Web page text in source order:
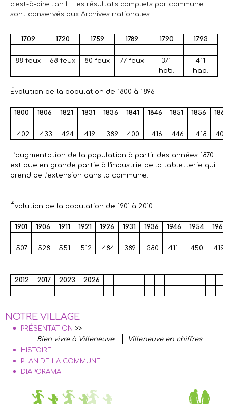
c'est-à-dire l'an II. Les résultats complets par commune
sont conservés aux Archives nationales.
1709 1720 1759 1789 1790 1793
88 feux 68 feux 80 feux 77 feux
371
hab.
411
hab.
Évolution de la population de 1800 à 1896 :
1800 1806 1821 1831 1836 1841 1846 1851 1856 1861
402 433 424 419 389 400 416 446 418 403
L’augmentation de la population à partir des années 1870
est due en grande partie à l’industrie de la tabletterie qui
prend de l’extension dans la commune.
Évolution de la population de 1901 à 2010 :
1901 1906 1911 1921 1926 1931 1936 1946 1954 1962
507 528 551 512 484 389 380 411 450 419
2012 2017 2023 2026
NOTRE VILLAGE
PRÉSENTATION >>
Bien vivre à Villeneuve
Villeneuve en chiffres
HISTOIRE
PLAN DE LA COMMUNE
DIAPORAMA